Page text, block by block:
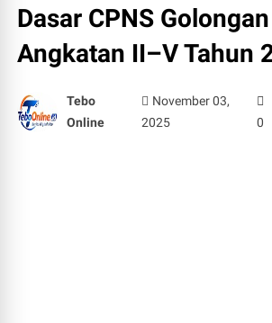
Dasar CPNS
Angkatan II–V Tahun
Tebo
Online
November 03,
2025
0